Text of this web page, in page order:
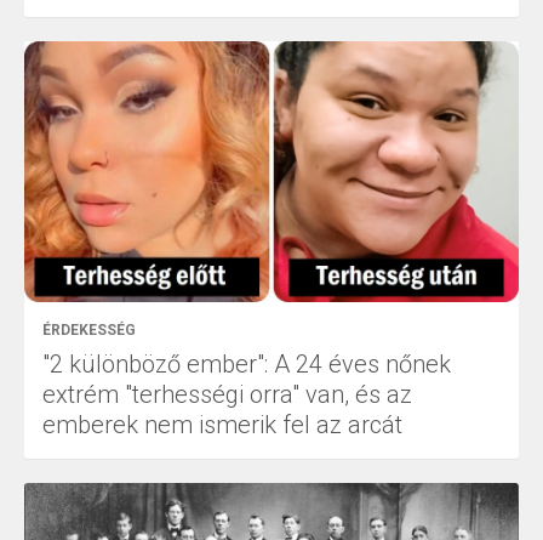
ÉRDEKESSÉG
"2 különböző ember": A 24 éves nőnek
extrém "terhességi orra" van, és az
emberek nem ismerik fel az arcát